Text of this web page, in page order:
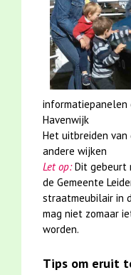
informatiepanelen
Havenwijk
Het uitbreiden
andere wijken
Let op:Dit gebeurt
de Gemeente
straatmeubilair in
mag niet zomaar
worden.
Tips om eruit